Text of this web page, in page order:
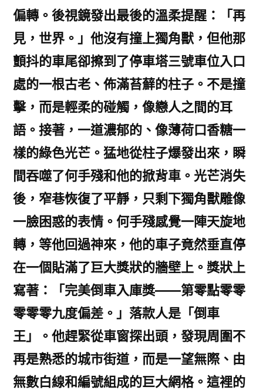
偏轉。後視鏡發出最後的溫柔提醒：「再
見，世界。」他沒有撞上獨角獸，但他那
顫抖的車尾卻擦到了停車塔三號車位入口
處的一根古老、佈滿苔蘚的柱子。不是撞
擊，而是輕柔的碰觸，像戀人之間的耳
語。接著，一道濃郁的、像薄荷口香糖一
樣的綠色光芒。猛地從柱子爆發出來，瞬
間吞噬了何手殘和他的掀背車。光芒消失
後，窄巷恢復了平靜，只剩下獨角獸雕像
一臉困惑的表情。何手殘感覺一陣天旋地
轉，等他回過神來，他的車子竟然垂直停
在一個貼滿了巨大獎狀的牆壁上。獎狀上
寫著：「完美倒車入庫獎——第零點零零
零零零九度偏差。」落款人是「倒車
王」。他趕緊從車窗探出頭，發現周圍不
再是熟悉的城市街道，而是一望無際、由
無數白線和編號組成的巨大網格。這裡的